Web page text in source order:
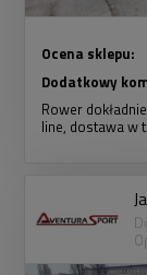
Ocena sklepu:
Dodatkowy
Rower
line, dostawa w